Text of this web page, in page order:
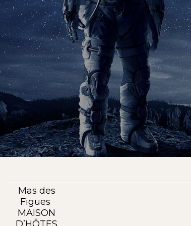
Mas des
Figues
MAISON